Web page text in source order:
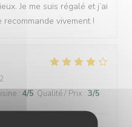
Je me suis régalé et j’ai
recommande vivement !
: 4/5 Qualité / Prix : 3/5